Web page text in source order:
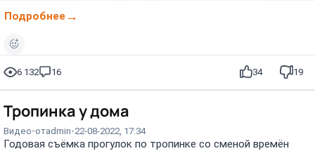
Подробнее
6 132 16 34 19
Тропинка у дома⁠⁠
Видео отadmin 22-08-2022, 17:34
Годовая съёмка прогулок по тропинке со сменой времён